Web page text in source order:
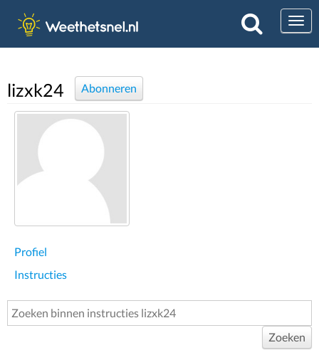
lizxk24 Abonneren
Profiel
Instructies
Zoeken